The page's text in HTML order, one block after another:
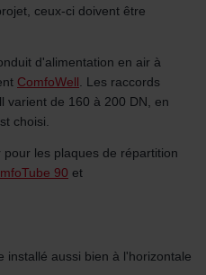
ceux-ci doivent être
d'alimentation en air à
ComfoWell. Les raccords
varient de 160 à 200 DN, en
choisi.
les plaques de répartition
90 et
installé aussi bien à l'horizontale